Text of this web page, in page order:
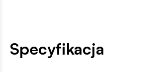
Specyfikacja